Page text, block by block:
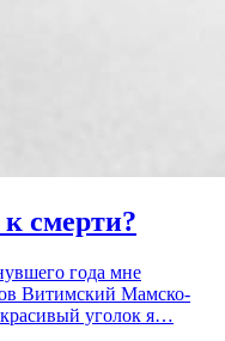
смерти?
года мне
Витимский Мамско-
уголок я…